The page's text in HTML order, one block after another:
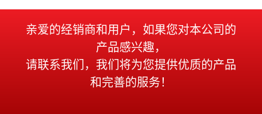
亲爱的经销商和用户，如果您对本公司的
产品感兴趣，
请联系我们，我们将为您提供优质的产品
和完善的服务！